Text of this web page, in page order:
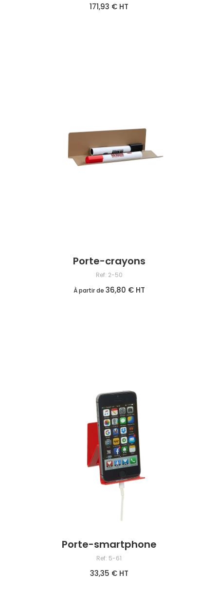
171,93 € HT
Porte-crayons
Ref: 2-50
À partir de 36,80 € HT
Porte-smartphone
Ref: 5-61
33,35 € HT